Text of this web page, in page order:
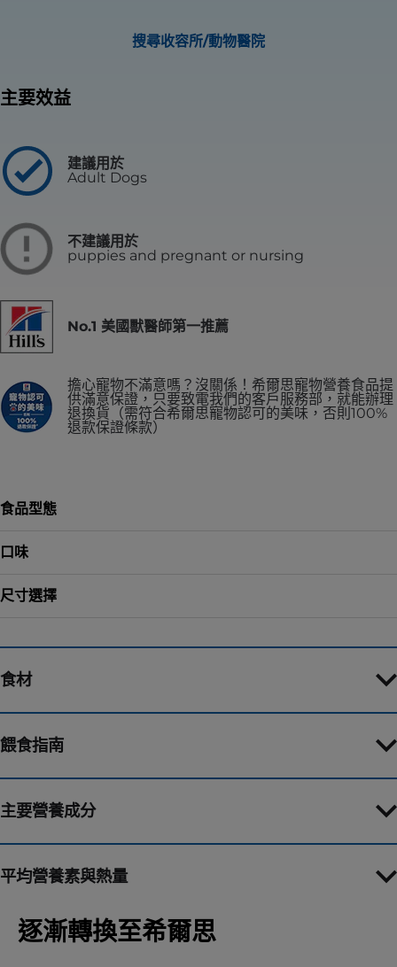
搜尋收容所/動物醫院
主要效益
建議用於
Adult Dogs
不建議用於
puppies and pregnant or nursing
No.1 美國獸醫師第一推薦
擔心寵物不滿意嗎？沒關係！希爾思寵物營養食品提
供滿意保證，只要致電我們的客戶服務部，就能辦理
退換貨（需符合希爾思寵物認可的美味，否則100%
退款保證條款）
食品型態
口味
尺寸選擇
食材
餵食指南
主要營養成分
平均營養素與熱量
逐漸轉換至希爾思